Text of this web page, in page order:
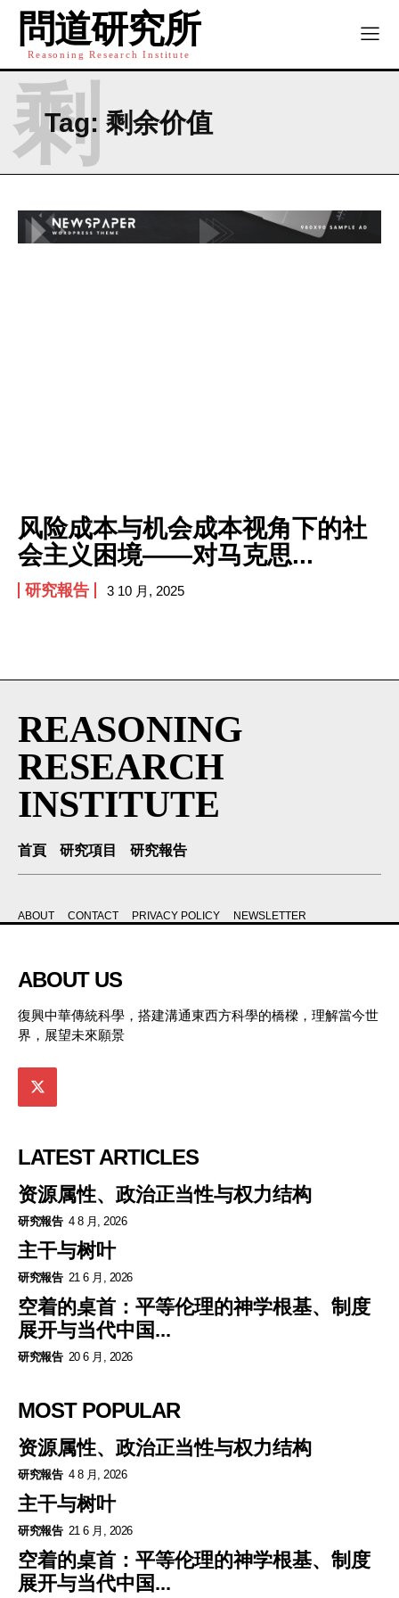
問道研究所
Reasoning Research Institute
Tag: 剩余价值
剩
风险成本与机会成本视角下的社
会主义困境——对马克思...
研究報告 3 10 月, 2025
REASONING
RESEARCH
INSTITUTE
首頁 研究項目 研究報告
ABOUT CONTACT PRIVACY POLICY NEWSLETTER
ABOUT US
復興中華傳統科學，搭建溝通東西方科學的橋樑，理解當今世
界，展望未來願景
LATEST ARTICLES
资源属性、政治正当性与权力结构
研究報告 4 8 月, 2026
主干与树叶
研究報告 21 6 月, 2026
空着的桌首：平等伦理的神学根基、制度
展开与当代中国...
研究報告 20 6 月, 2026
MOST POPULAR
资源属性、政治正当性与权力结构
研究報告 4 8 月, 2026
主干与树叶
研究報告 21 6 月, 2026
空着的桌首：平等伦理的神学根基、制度
展开与当代中国...